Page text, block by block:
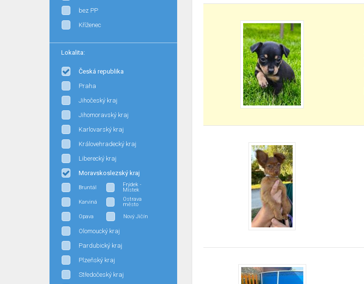
bez PP
Kříženec
Lokalita:
Česká republika
Praha
Jihočeský kraj
Jihomoravský kraj
Karlovarský kraj
Královehradecký kraj
Liberecký kraj
Moravskoslezský kraj
Bruntál
Frýdek -
Místek
Karviná
Ostrava
město
Opava
Nový Jičín
Olomoucký kraj
Pardubický kraj
Plzeňský kraj
Středočeský kraj